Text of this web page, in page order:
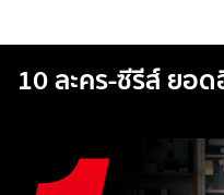
10 ละคร-ซีรีส์ ยอ